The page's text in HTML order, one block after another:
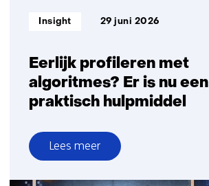
Eerlijk profileren met
algoritmes? Er is nu een
praktisch hulpmiddel
Informatietype:
Insight 29 juni 2026
Lees meer
over
Eerlijk